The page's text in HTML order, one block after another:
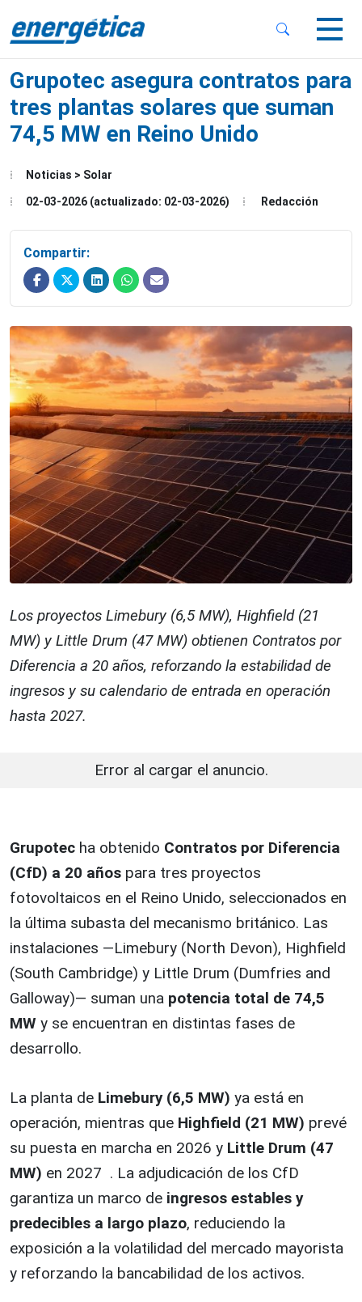
Menu
Grupotec asegura contratos para
tres plantas solares que suman
74,5 MW en Reino Unido
Noticias > Solar
02-03-2026 (actualizado: 02-03-2026) Redacción
Compartir:
Los proyectos Limebury (6,5 MW), Highfield (21
MW) y Little Drum (47 MW) obtienen Contratos por
Diferencia a 20 años, reforzando la estabilidad de
ingresos y su calendario de entrada en operación
hasta 2027.
Error al cargar el anuncio.
Grupotec ha obtenido Contratos por Diferencia
(CfD) a 20 años para tres proyectos
fotovoltaicos en el Reino Unido, seleccionados en
la última subasta del mecanismo británico. Las
instalaciones —Limebury (North Devon), Highfield
(South Cambridge) y Little Drum (Dumfries and
Galloway)— suman una potencia total de 74,5
MW y se encuentran en distintas fases de
desarrollo.
La planta de Limebury (6,5 MW) ya está en
operación, mientras que Highfield (21 MW) prevé
su puesta en marcha en 2026 y Little Drum (47
MW) en 2027 . La adjudicación de los CfD
garantiza un marco de ingresos estables y
predecibles a largo plazo, reduciendo la
exposición a la volatilidad del mercado mayorista
y reforzando la bancabilidad de los activos.